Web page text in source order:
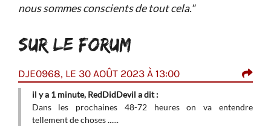
nous sommes conscients de tout cela."
SUR LE FORUM
DJE0968, LE 30 AOÛT 2023 À 13:00
il y a 1 minute, RedDidDevil a dit :
Dans les prochaines 48-72 heures on va entendre
tellement de choses ......